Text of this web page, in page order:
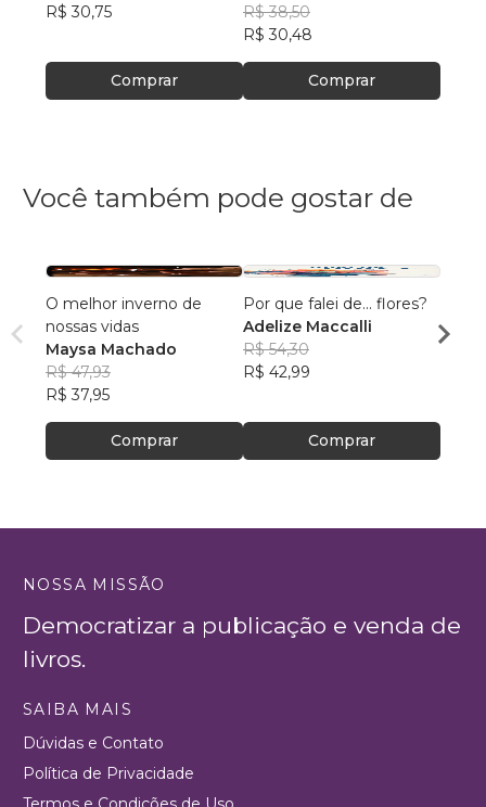
R$ 30,75
Comprar
R$ 38,50
R$ 30,48
Comprar
Você também pode gostar de
O melhor inverno de
nossas vidas
Maysa Machado
R$ 47,93
R$ 37,95
Comprar
Por que falei de... flores?
Adelize Maccalli
R$ 54,30
R$ 42,99
Comprar
Nilva
R$
NOSSA MISSÃO
Democratizar a publicação e venda de
livros.
SAIBA MAIS
Dúvidas e Contato
Política de Privacidade